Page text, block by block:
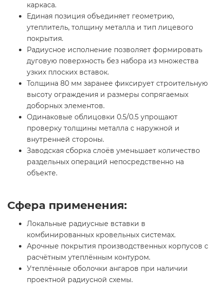
каркаса.
Единая позиция объединяет геометрию,
утеплитель, толщину металла и тип лицевого
покрытия.
Радиусное исполнение позволяет формировать
дуговую поверхность без набора из множества
узких плоских вставок.
Толщина 80 мм заранее фиксирует строительную
высоту ограждения и размеры сопрягаемых
доборных элементов.
Одинаковые облицовки 0.5/0.5 упрощают
проверку толщины металла с наружной и
внутренней стороны.
Заводская сборка слоёв уменьшает количество
раздельных операций непосредственно на
объекте.
Сфера применения:
Локальные радиусные вставки в
комбинированных кровельных системах.
Арочные покрытия производственных корпусов с
расчётным утеплённым контуром.
Утеплённые оболочки ангаров при наличии
проектной радиусной схемы.